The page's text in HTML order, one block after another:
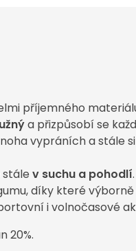
příjemného
a přizpůsobí se
vypráních a stále
v suchu a pohodlí.
díky které
i volnočasové
20%.